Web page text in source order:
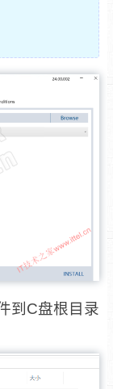
到C盘根目录